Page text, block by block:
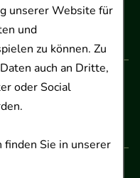
unserer Website für
und
zu können. Zu
auch an Dritte,
oder Social
Sie in unserer